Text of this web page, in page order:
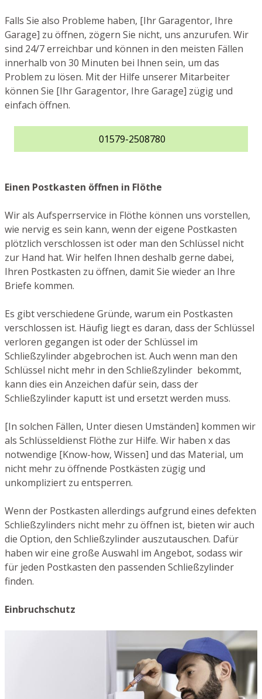
Falls Sie also Probleme haben, [Ihr Garagentor, Ihre
Garage] zu öffnen, zögern Sie nicht, uns anzurufen. Wir
sind 24/7 erreichbar und können in den meisten Fällen
innerhalb von 30 Minuten bei Ihnen sein, um das
Problem zu lösen. Mit der Hilfe unserer Mitarbeiter
können Sie [Ihr Garagentor, Ihre Garage] zügig und
einfach öffnen.
01579-2508780
Einen Postkasten öffnen in Flöthe
Wir als Aufsperrservice in Flöthe können uns vorstellen,
wie nervig es sein kann, wenn der eigene Postkasten
plötzlich verschlossen ist oder man den Schlüssel nicht
zur Hand hat. Wir helfen Ihnen deshalb gerne dabei,
Ihren Postkasten zu öffnen, damit Sie wieder an Ihre
Briefe kommen.
Es gibt verschiedene Gründe, warum ein Postkasten
verschlossen ist. Häufig liegt es daran, dass der Schlüssel
verloren gegangen ist oder der Schlüssel im
Schließzylinder abgebrochen ist. Auch wenn man den
Schlüssel nicht mehr in den Schließzylinder bekommt,
kann dies ein Anzeichen dafür sein, dass der
Schließzylinder kaputt ist und ersetzt werden muss.
[In solchen Fällen, Unter diesen Umständen] kommen wir
als Schlüsseldienst Flöthe zur Hilfe. Wir haben x das
notwendige [Know-how, Wissen] und das Material, um
nicht mehr zu öffnende Postkästen zügig und
unkompliziert zu entsperren.
Wenn der Postkasten allerdings aufgrund eines defekten
Schließzylinders nicht mehr zu öffnen ist, bieten wir auch
die Option, den Schließzylinder auszutauschen. Dafür
haben wir eine große Auswahl im Angebot, sodass wir
für jeden Postkasten den passenden Schließzylinder
finden.
Einbruchschutz